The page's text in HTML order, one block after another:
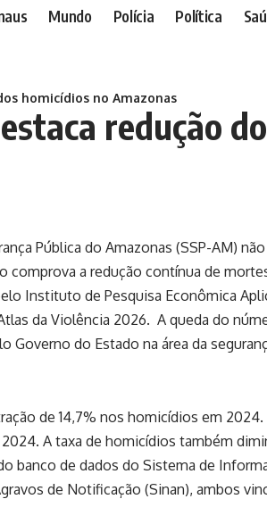
Mundo Polícia Política
homicídios no Amazonas
redução
Pública do Amazonas (SSP-AM) não
comprova a redução contínua de
Instituto de Pesquisa Econômica
da Violência 2026. A queda do
Governo do Estado na área da
de 14,7% nos homicídios em 2024.
A taxa de homicídios também
banco de dados do Sistema de
de Notificação (Sinan), ambos